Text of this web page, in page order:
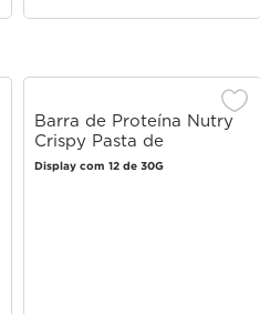
Barra de Proteína Nutry
Crispy Pasta de
Amendoim 30g
Display com 12 de 30G